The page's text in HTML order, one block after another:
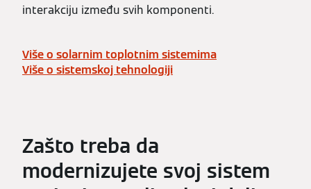
interakciju između svih komponenti.
Više o solarnim toplotnim sistemima
Više o sistemskoj tehnologiji
Zašto treba da
modernizujete svoj sistem